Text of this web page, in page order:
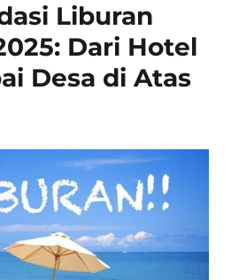
Liburan
Dari Hotel
Desa di Atas